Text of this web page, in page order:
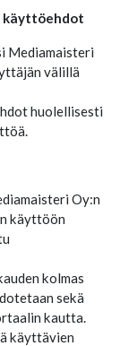
käyttöehdot
Mediamaisteri
välillä
huolellisesti
Oy:n
käyttöön
kolmas
sekä
kautta.
käyttävien